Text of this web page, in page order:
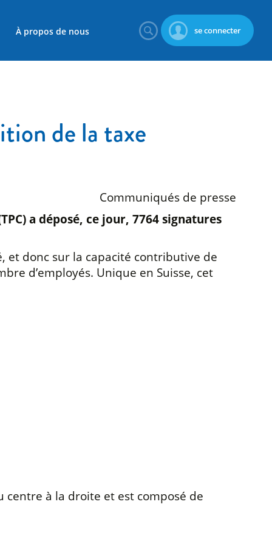
se connecter
À propos de nous
de la taxe
Communiqués de presse
a déposé, ce jour, 7764 signatures
et donc sur la capacité contributive de
d’employés. Unique en Suisse, cet
à la droite et est composé de